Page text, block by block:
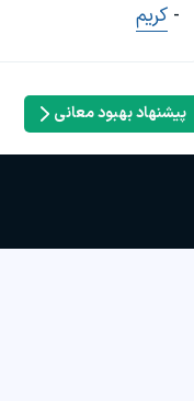
- کریم
پیشنهاد بهبود معانی